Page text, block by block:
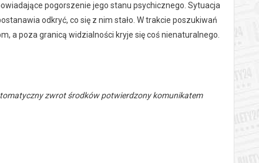
pogorszenie jego stanu psychicznego. Sytuacja
odkryć, co się z nim stało. W trakcie poszukiwań
a poza granicą widzialności kryje się coś nienaturalnego.
zwrot środków potwierdzony komunikatem